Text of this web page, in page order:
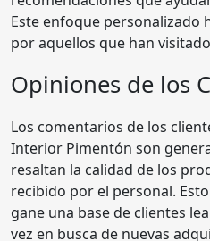
Este enfoque personalizado
por aquellos que han
Opiniones de los
Los comentarios de los
Interior Pimentón son
resaltan la calidad de los
recibido por el personal.
gane una base de clientes
vez en busca de nuevas